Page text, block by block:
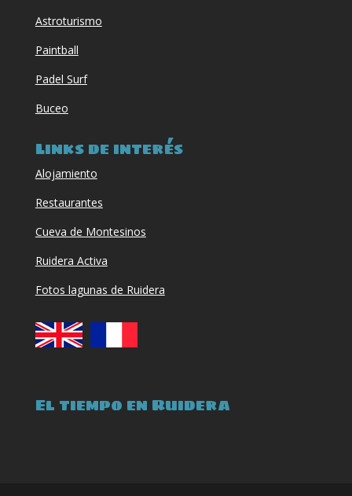
Astroturismo
Paintball
Padel Surf
Buceo
Links de interés
Alojamiento
Restaurantes
Cueva de Montesinos
Ruidera Activa
Fotos lagunas de Ruidera
El tiempo en Ruidera